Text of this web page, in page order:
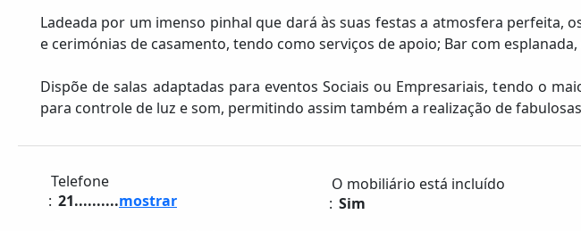
Ladeada por um imenso pinhal que dará às suas festas a atmosfera perfeita,
e cerimónias de casamento, tendo como serviços de apoio; Bar com
Dispõe de salas adaptadas para eventos Sociais ou Empresariais, tendo o
para controle de luz e som, permitindo assim também a realização de
Telefone
21..........mostrar
O mobiliário está incluído
Sim